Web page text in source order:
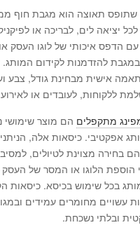
שתופס תאוצה הוא מגבת חוף
לכל יציאה לים, לבריכה או
הדפס איכותי של לוגו העסק
להזדמנות לקידום
אישית מבחינת גודל, צבע
ללקוחות, לעובדים או
מתקפלים הם מוצר שימושי
אפקטיבי. כיסאות אלה,
בחירה מצוינת לטיולים,
הוספת הלוגו או המסר של העסק
בכל שימוש בכיסא. כיסאות
עשויים מחומרים עמידים
ובלתי נשכחת.